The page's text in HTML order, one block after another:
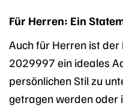
Für Herren: Ein
Auch für Herren ist
2029997 ein ideales
persönlichen Stil zu
getragen werden oder